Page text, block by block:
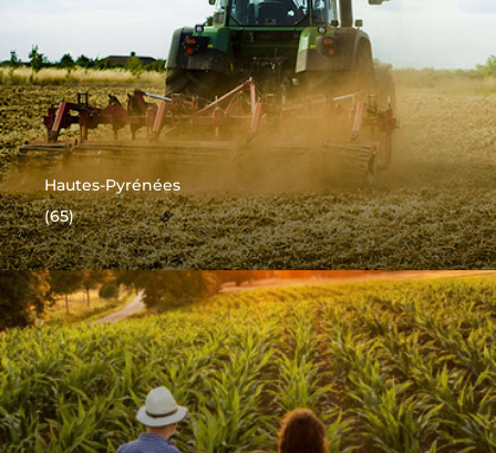
Hautes-Pyrénées
(65)